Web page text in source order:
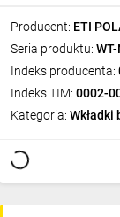
Producent: ETI
Seria produktu:
Indeks producenta:
Indeks TIM: 0002-
Kategoria: Wkładki